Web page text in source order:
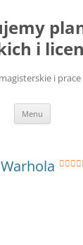
i
i
Menu